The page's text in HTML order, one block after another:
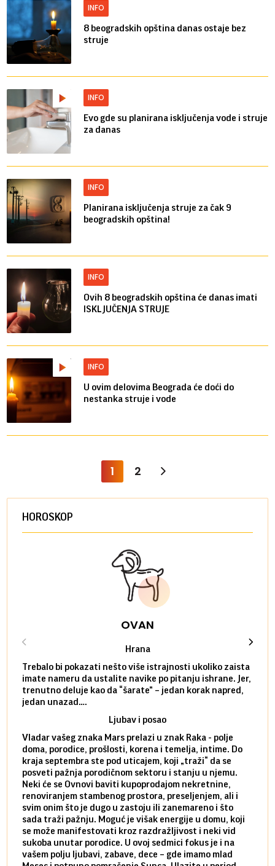
INFO
8 beogradskih opština danas ostaje bez
struje
INFO
Evo gde su planirana isključenja vode i struje
za danas
INFO
Planirana isključenja struje za čak 9
beogradskih opština!
INFO
Ovih 8 beogradskih opština će danas imati
ISKLJUČENJA STRUJE
INFO
U ovim delovima Beograda će doći do
nestanka struje i vode
1 2
HOROSKOP
OVAN
Hrana
Trebalo bi pokazati nešto više istrajnosti ukoliko zaista
imate nameru da ustalite navike po pitanju ishrane. Jer,
trenutno deluje kao da “šarate” – jedan korak napred,
jedan unazad….
Ljubav i posao
Vladar vašeg znaka Mars prelazi u znak Raka - polje
doma, porodice, prošlosti, korena i temelja, intime. Do
kraja septembra ste pod uticajem, koji „traži“ da se
posveti pažnja porodičnom sektoru i stanju u njemu.
Neki će se Ovnovi baviti kupoprodajom nekretnine,
renoviranjem stambenog prostora, preseljenjem, ali i
svim onim što je dugo u zastoju ili zanemareno i što
sada traži pažnju. Moguć je višak energije u domu, koji
se može manifestovati kroz razdražljivost i neki vid
sukoba unutar porodice. U ovoj sedmici fokus je i na
vašem polju ljubavi, zabave, dece – gde imamo mlad